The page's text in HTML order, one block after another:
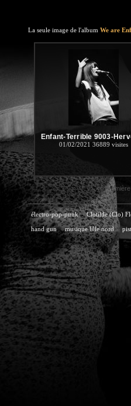
La seule image de l'album We are
Enfant-Terrible 9003-
01/02/2021 36889 visites
<<
électro-pop-punk Clotilde (Clo)
hand gun musique lille nord